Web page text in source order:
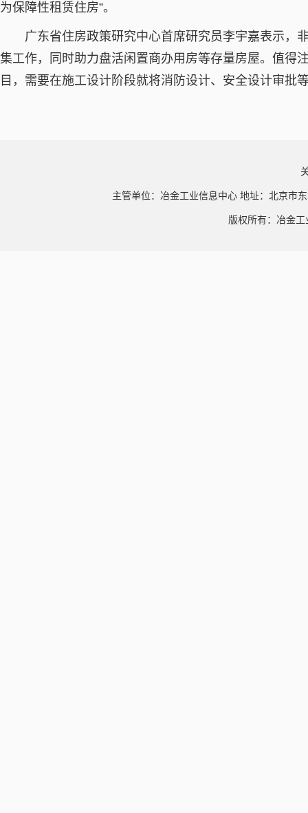
为保障性租赁住房”。
广东省住房政策研究中心首席研究员李宇嘉表示，
集工作，同时助力盘活闲置商办用房等存量房屋。值得
目，需要在施工设计阶段就将消防设计、安全设计审批
主管单位：冶金工业信息中心 地址：北京市
版权所有：冶金